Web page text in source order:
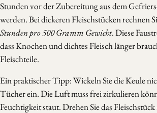
Stunden vor der Zubereitung aus dem
werden. Bei dickeren Fleischstücken rechnen
Stunden pro 500 Gramm Gewicht. Diese
dass Knochen und dichtes Fleisch länger
Fleischteile.
Ein praktischer Tipp: Wickeln Sie die Keule
Tücher ein. Die Luft muss frei zirkulieren
Feuchtigkeit staut. Drehen Sie das